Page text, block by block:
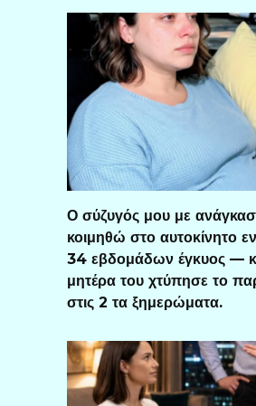
Ο σύζυγός μου με
κοιμηθώ στο αυτοκίνητο
34 εβδομάδων έγκυος —
μητέρα του χτύπησε το
στις 2 τα ξημερώματα.